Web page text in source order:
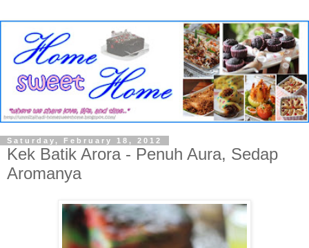
Saturday, February 18, 2012
Kek Batik Arora - Penuh Aura, Sedap
Aromanya